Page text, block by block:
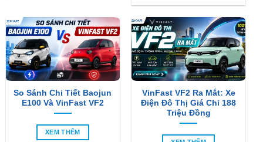
So Sánh Chi Tiết Baojun
E100 Và VinFast VF2
XEM THÊM
VinFast VF2 Ra Mắt: Xe
Điện Đô Thị Giá Chỉ 188
Triệu Đồng